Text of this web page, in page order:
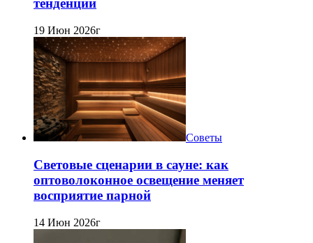
тенденции
19 Июн 2026г
Советы
Световые сценарии в сауне: как
оптоволоконное освещение меняет
восприятие парной
14 Июн 2026г